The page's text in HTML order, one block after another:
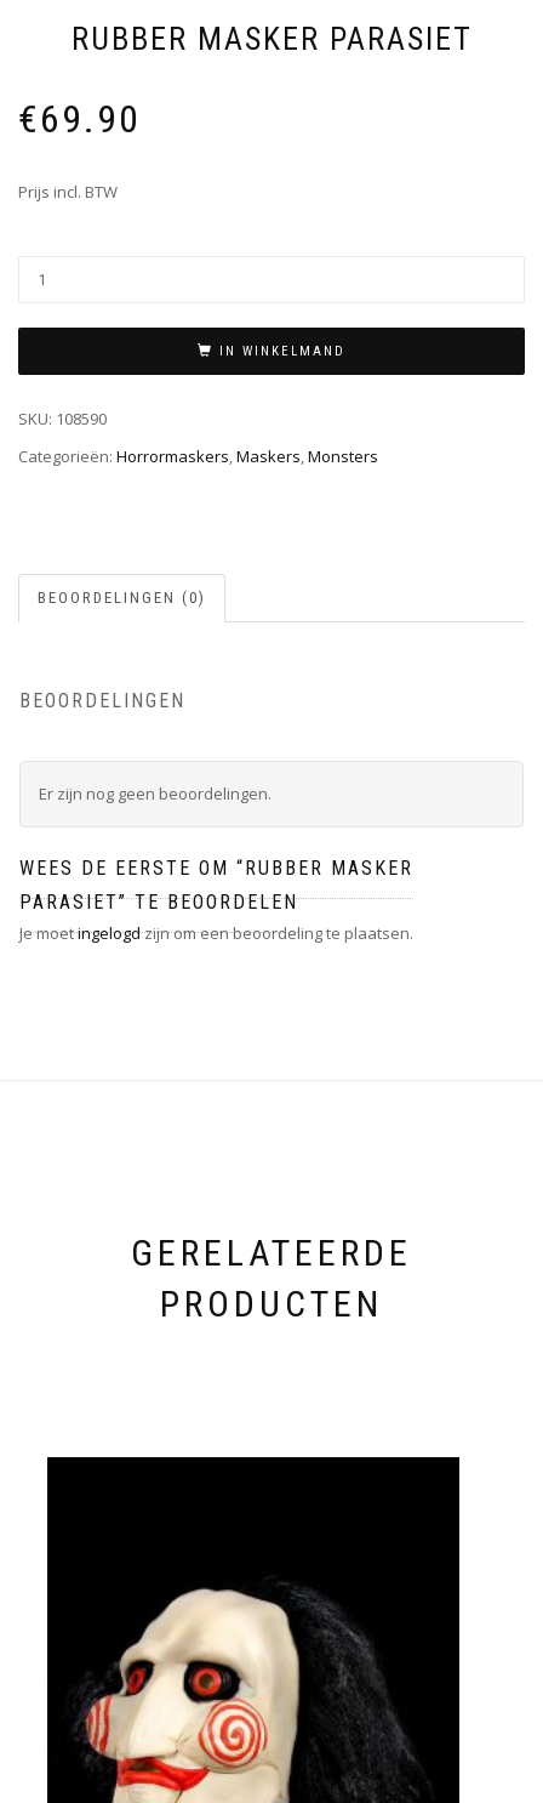
RUBBER MASKER PARASIET
€69.90
Prijs incl. BTW
IN WINKELMAND
SKU: 108590
Categorieën: Horrormaskers,Maskers,Monsters
BEOORDELINGEN (0)
BEOORDELINGEN
Er zijn nog geen beoordelingen.
WEES DE EERSTE OM “RUBBER MASKER
PARASIET” TE BEOORDELEN
Je moetingelogdzijn om een beoordeling te plaatsen.
GERELATEERDE
PRODUCTEN